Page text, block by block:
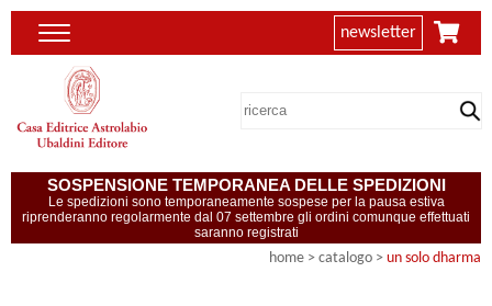
newsletter
SOSPENSIONE TEMPORANEA DELLE SPEDIZIONI
Le spedizioni sono temporaneamente sospese per la pausa estiva
riprenderanno regolarmente dal 07 settembre gli ordini comunque effettuati
saranno registrati
home > catalogo > un solo dharma